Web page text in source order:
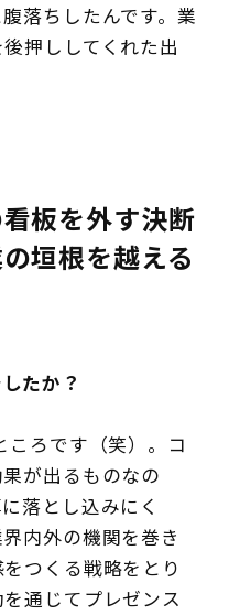
落ちしたんです。業
押ししてくれた出
板を外す決断
垣根を越える
たか？
ころです（笑）。コ
が出るものなの
落とし込みにく
内外の機関を巻き
つくる戦略をとり
通じてプレゼンス